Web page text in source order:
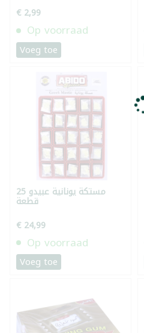
€ 2,99
Op voorraad
Voeg toe
مستكة يونانية عبيدو 25
قطعة
€ 24,99
Op voorraad
Voeg toe